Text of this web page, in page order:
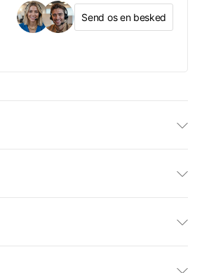
Send os en besked